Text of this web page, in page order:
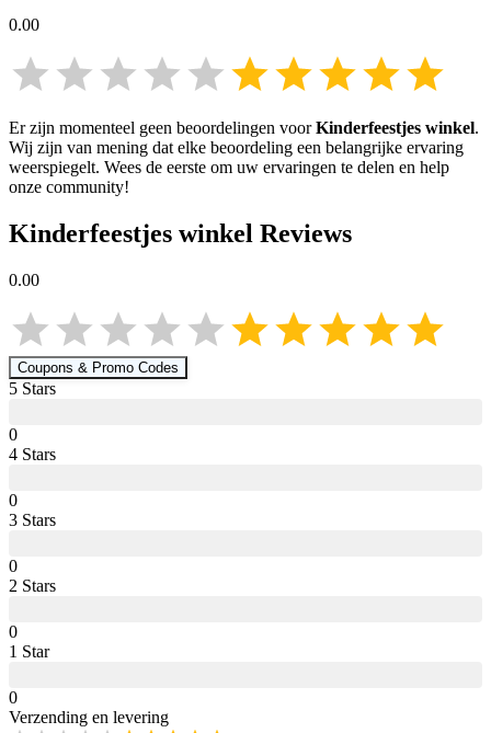
0.00
Er zijn momenteel geen beoordelingen voorKinderfeestjes winkel.
Wij zijn van mening dat elke beoordeling een belangrijke ervaring
weerspiegelt. Wees de eerste om uw ervaringen te delen en help
onze community!
Kinderfeestjes winkel Reviews
0.00
Coupons & Promo Codes
5 Stars
0
4 Stars
0
3 Stars
0
2 Stars
0
1 Star
0
Verzending en levering